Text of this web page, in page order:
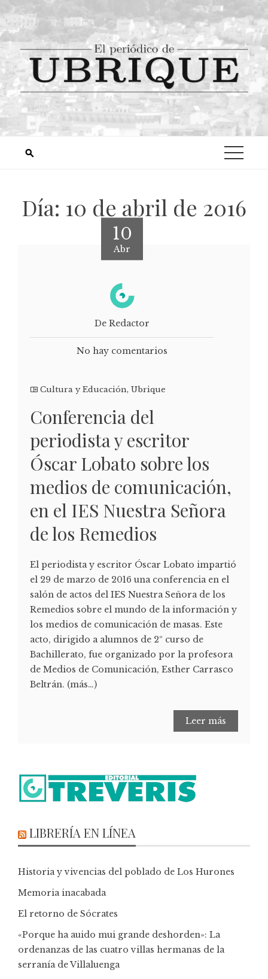
Día: 10 de abril de 2016
10
Abr
De Redactor
No hay comentarios
Cultura y Educación, Ubrique
Conferencia del
periodista y escritor
Óscar Lobato sobre los
medios de comunicación,
en el IES Nuestra Señora
de los Remedios
El periodista y escritor Óscar Lobato impartió
el 29 de marzo de 2016 una conferencia en el
salón de actos del IES Nuestra Señora de los
Remedios sobre el mundo de la información y
los medios de comunicación de masas. Este
acto, dirigido a alumnos de 2º curso de
Bachillerato, fue organizado por la profesora
de Medios de Comunicación, Esther Carrasco
Beltrán. (más…)
Leer más
LIBRERÍA EN LÍNEA
Historia y vivencias del poblado de Los Hurones
Memoria inacabada
El retorno de Sócrates
«Porque ha auido mui grande deshorden»: La
ordenanzas de las cuatro villas hermanas de la
serranía de Villaluenga